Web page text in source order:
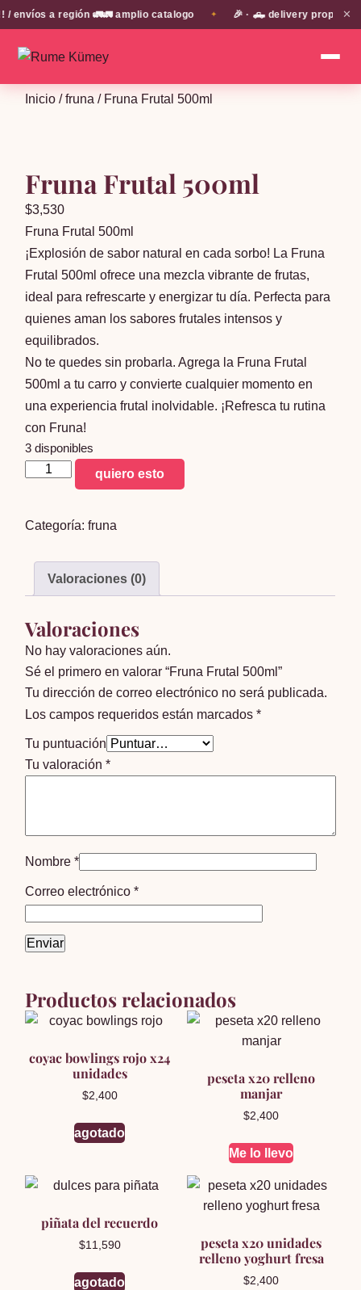
a región 🚛🚛 amplio catalogo 🎉 · 🛻 delivery propio en✕
Inicio /fruna / Fruna Frutal 500ml
Fruna Frutal 500ml
$3,530
Fruna Frutal 500ml
¡Explosión de sabor natural en cada sorbo! La Fruna
Frutal 500ml ofrece una mezcla vibrante de frutas,
ideal para refrescarte y energizar tu día. Perfecta para
quienes aman los sabores frutales intensos y
equilibrados.
No te quedes sin probarla. Agrega la Fruna Frutal
500ml a tu carro y convierte cualquier momento en
una experiencia frutal inolvidable. ¡Refresca tu rutina
con Fruna!
3 disponibles
Fruna
cantidad
quiero esto
Categoría:fruna
Valoraciones (0)
Valoraciones
No hay valoraciones aún.
Sé el primero en valorar “Fruna Frutal 500ml”
Tu dirección de correo electrónico no será publicada.
Los campos requeridos están marcados*
Tu puntuación
Tu valoración*
Nombre*
Correo electrónico*
Productos relacionados
coyac bowlings rojo x24
unidades
$2,400
agotado
peseta x20 relleno
manjar
$2,400
Me lo llevo
piñata del recuerdo
$11,590
agotado
peseta x20 unidades
relleno yoghurt fresa
$2,400